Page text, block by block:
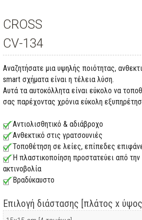
CROSS
CV-134
Αναζητήσατε μια υψηλής ποιότητας,
smart σχήματα είναι η τέλεια λύση.
Αυτά τα αυτοκόλλητα είναι εύκολο να
σας παρέχοντας χρόνια εύκολη
Αντιολισθητικό & αδιάβροχο
Ανθεκτικό στις γρατσουνιές
Τοποθέτηση σε λείες, επίπεδες
Η πλαστικοποίηση προστατεύει από την
ακτινοβολία
Βραδύκαυστο
Επιλογή διάστασης [πλάτος x